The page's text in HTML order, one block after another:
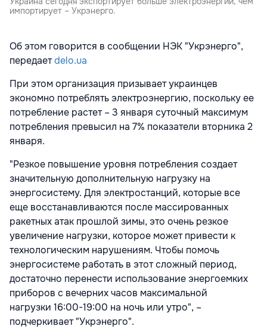
импортирует – Укрэнерго.
Об этом говорится в сообщении НЭК "Укрэнерго",
передаетdelo.ua
При этом организация призывает украинцев
экономно потреблять электроэнергию, поскольку ее
потребление растет – 3 января суточный максимум
потребления превысил на 7% показатели вторника 2
января.
"Резкое повышение уровня потребления создает
значительную дополнительную нагрузку на
энергосистему. Для электростанций, которые все
еще восстанавливаются после массированных
ракетных атак прошлой зимы, это очень резкое
увеличение нагрузки, которое может привести к
технологическим нарушениям. Чтобы помочь
энергосистеме работать в этот сложный период,
достаточно перенести использование энергоемких
приборов с вечерних часов максимальной
нагрузки 16:00-19:00 на ночь или утро", –
подчеркивает "Укрэнерго".